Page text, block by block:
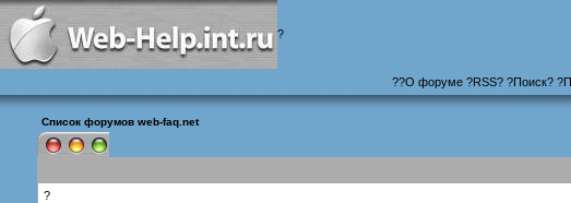
?
??О форуме?RSS? ?Поиск? ?
Список форумов web-faq.net
?